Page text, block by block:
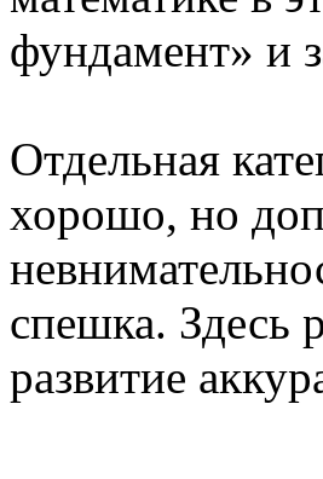
фундамент» и
Отдельная
хорошо, но
спешка. Здесь
развитие